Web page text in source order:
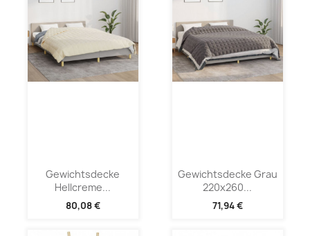
Gewichtsdecke
Hellcreme...
80,08 €
Gewichtsdecke Grau
220x260...
71,94 €